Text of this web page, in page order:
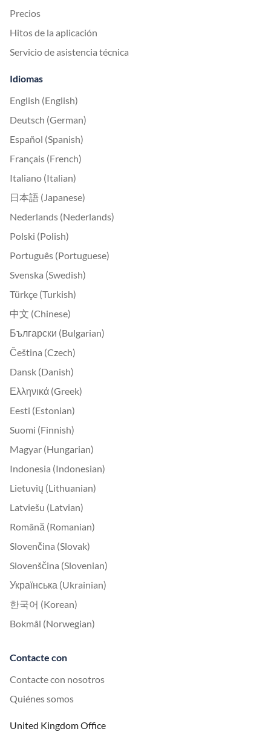
Precios
Hitos de la aplicación
Servicio de asistencia técnica
Idiomas
English (English)
Deutsch (German)
Español (Spanish)
Français (French)
Italiano (Italian)
日本語 (Japanese)
Nederlands (Nederlands)
Polski (Polish)
Português (Portuguese)
Svenska (Swedish)
Türkçe (Turkish)
中文 (Chinese)
Български (Bulgarian)
Čeština (Czech)
Dansk (Danish)
Ελληνικά (Greek)
Eesti (Estonian)
Suomi (Finnish)
Magyar (Hungarian)
Indonesia (Indonesian)
Lietuvių (Lithuanian)
Latviešu (Latvian)
Română (Romanian)
Slovenčina (Slovak)
Slovenščina (Slovenian)
Українська (Ukrainian)
한국어 (Korean)
Bokmål (Norwegian)
Contacte con
Contacte con nosotros
Quiénes somos
United Kingdom Office